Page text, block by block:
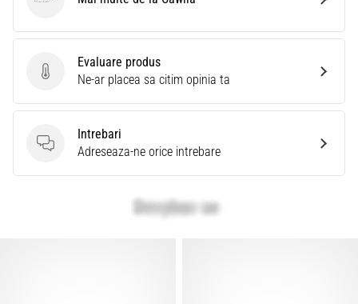
Evaluare produs
Evaluare produs
Ne-ar placea sa citim opinia ta
Intrebari
Intrebari
Adreseaza-ne orice intrebare
Cawila